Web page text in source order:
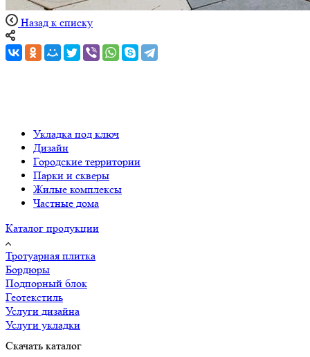
Назад к списку
Укладка под ключ
Дизайн
Городские территории
Парки и скверы
Жилые комплексы
Частные дома
Каталог продукции
Тротуарная плитка
Бордюры
Подпорный блок
Геотекстиль
Услуги дизайна
Услуги укладки
Скачать каталог